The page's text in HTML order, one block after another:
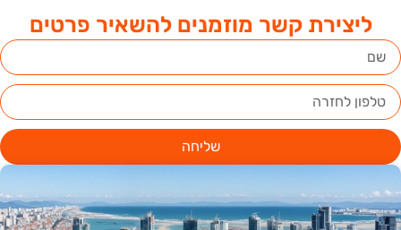
ליצירת קשר מוזמנים להשאיר פרטים
שליחה